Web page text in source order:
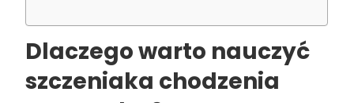
Dlaczego warto nauczyć
szczeniaka chodzenia